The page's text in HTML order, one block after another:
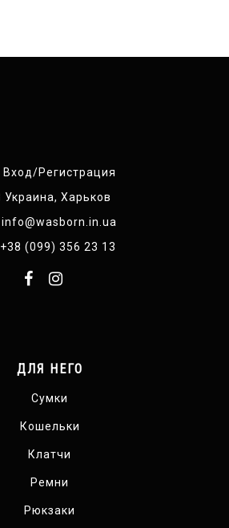
Вход/Регистрация
Украина, Харьков
info@wasborn.in.ua
+38 (099) 356 23 13
ДЛЯ НЕГО
Сумки
Кошельки
Клатчи
Ремни
Рюкзаки